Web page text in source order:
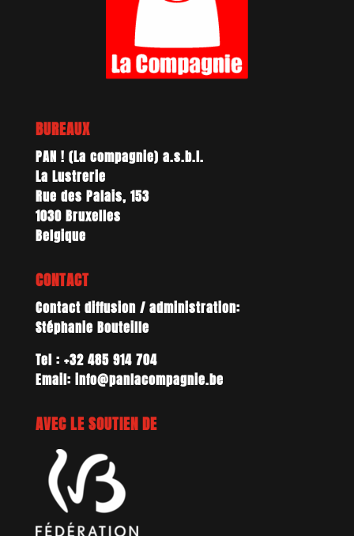
BUREAUX
PAN ! (La compagnie) a.s.b.l.
La Lustrerie
Rue des Palais, 153
1030 Bruxelles
Belgique
CONTACT
Contact diffusion / administration:
Stéphanie Bouteille
Tel : +32 485 914 704
Email: info@panlacompagnie.be
AVEC LE SOUTIEN DE